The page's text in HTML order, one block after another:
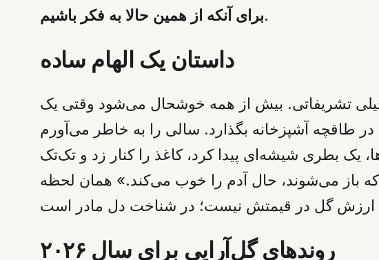
برای آنکه از همین حالا به فکر باشیم.
داستان یک الهام ساده
تشریفاتی. بیش از همه خوشحال می‌شود وقتی یک
طاقچه آشپزخانه بگذارد. سالی را به خاطر می‌آورم
یک بطری شیشه‌ای پیدا کرد، کاغذ را کنار زد و تک‌تک
باز می‌شوند، حال آدم را خوب می‌کند.» همان لحظه
روندهای گل‌آرایی برای سال ۲۰۲۶